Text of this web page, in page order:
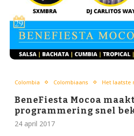
Colombia Colombiaans Het laatste
BeneFiesta Mocoa
programmering snel
24 april 2017